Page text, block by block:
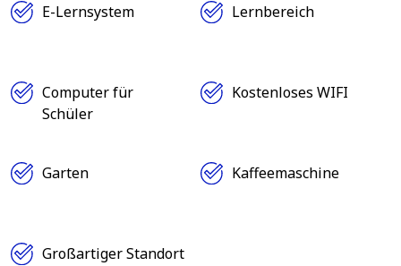
E-Lernsystem Lernbereich
Computer für
Schüler
Kostenloses WIFI
Garten Kaffeemaschine
Großartiger Standort